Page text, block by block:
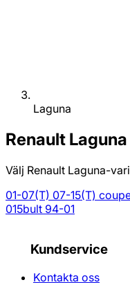
Laguna
Renault Laguna
Välj Renault Laguna-
01-07(T) 07-15(T)
015bult 94-01
Kundservice
Kontakta oss